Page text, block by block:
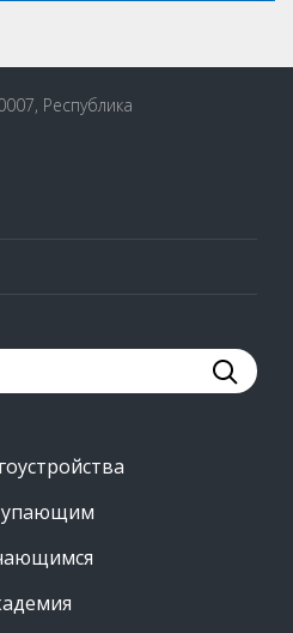
Республика